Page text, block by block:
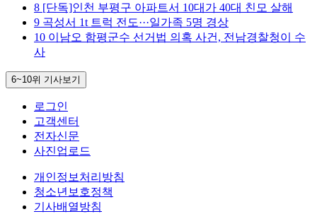
8 [단독]인천 부평구 아파트서 10대가 40대 친모 살해
9 곡성서 1t 트럭 전도···일가족 5명 경상
10 이남오 함평군수 선거법 의혹 사건, 전남경찰청이 수
사
6~10위 기사보기
로그인
고객센터
전자신문
사진업로드
개인정보처리방침
청소년보호정책
기사배열방침